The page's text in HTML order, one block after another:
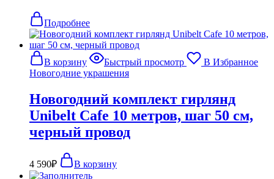
Подробнее
В корзину Быстрый просмотр
В Избранное
Новогодние украшения
Новогодний комплект гирлянд
Unibelt Cafe 10 метров, шаг 50 см,
черный провод
4 590₽ В корзину